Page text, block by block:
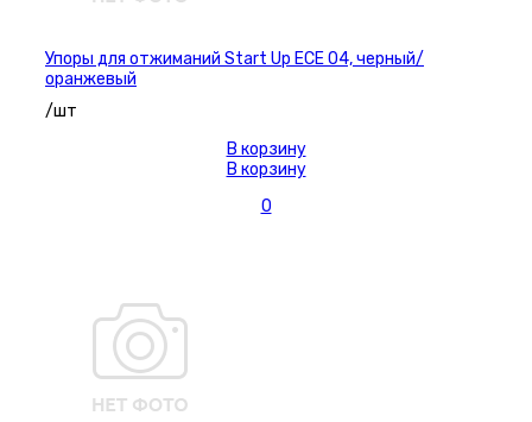
Упоры для отжиманий Start Up ЕСЕ 04, черный/
оранжевый
/шт
В корзину
В корзину
0